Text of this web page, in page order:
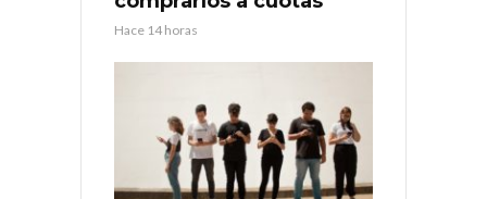
Hace 14 horas